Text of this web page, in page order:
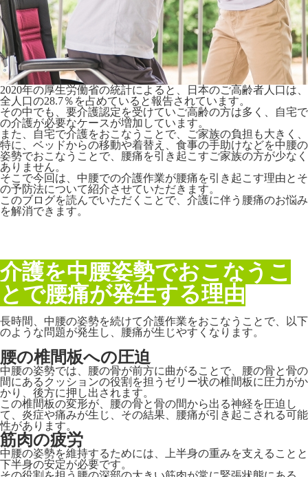
2020年の厚生労働省の統計によると、日本のご高齢者人口は、
全人口の28.7％を占めていると報告されています。
その中でも、要介護認定を受けていご高齢の方は多く、自宅で
の介護が必要なケースが増加しています。
また、自宅で介護をおこなうことで、ご家族の負担も大きく、
特に、ベッドからの移動や着替え、食事の手助けなどを中腰の
姿勢でおこなうことで、腰痛を引き起こすご家族の方が少なく
ありません。
そこで今回は、中腰での介護作業が腰痛を引き起こす理由とそ
の予防法について紹介させていただきます。
このブログを読んでいただくことで、介護に伴う腰痛のお悩み
を解消できます。
介護を中腰姿勢でおこなうこ
とで腰痛が発生する理由
長時間、中腰の姿勢を続けて介護作業をおこなうことで、以下
のような問題が発生し、腰痛が生じやすくなります。
腰の椎間板への圧迫
中腰の姿勢では、腰の骨が前方に曲がることで、腰の骨と骨の
間にあるクッションの役割を担うゼリー状の椎間板に圧力がか
かり、後方に押し出されます。
この椎間板の変形が、腰の骨と骨の間から出る神経を圧迫し
て、炎症や痛みが生じ、その結果、腰痛が引き起こされる可能
性があります。
筋肉の疲労
中腰の姿勢を維持するためには、上半身の重みを支えることと
下半身の安定が必要です。